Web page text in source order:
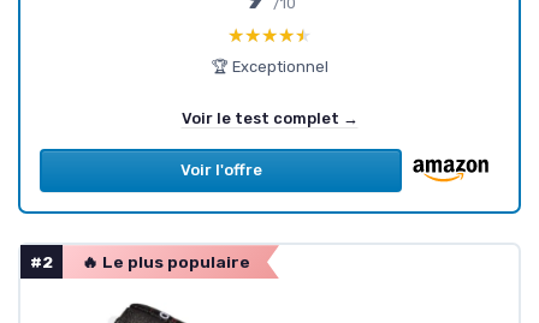
★★★★★
★★★★★
🏆 Exceptionnel
Voir le test complet →
Voir l'offre
#2 🔥 Le plus populaire